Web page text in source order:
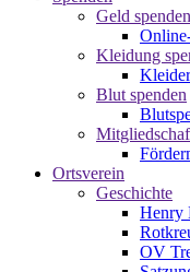
Geld spenden
Kleidung
Blut spenden
Ortsverein
Geschichte
Henry
OV